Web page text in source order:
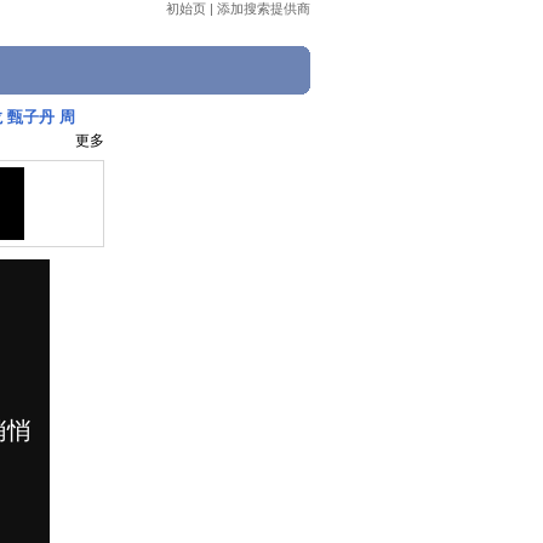
初始页 | 添加搜索提供商
甄子丹 周
更多